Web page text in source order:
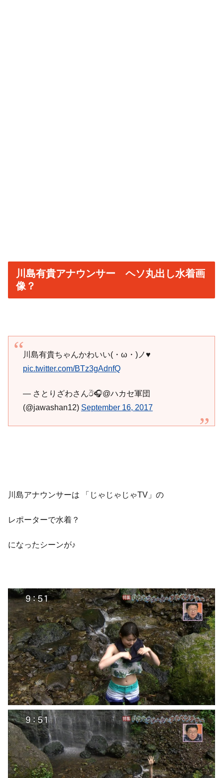
川島有貴アナウンサー ヘソ丸出し水着画
像？
川島有貴ちゃんかわいい(・ω・)ノ♥
pic.twitter.com/BTz3gAdnfQ
— さとりざわさんඊ🎧@ハカセ軍団
(@jawashan12) September 16, 2017
川島アナウンサーは 「じゃじゃじゃTV」の
レポーターで水着？
になったシーンが♪